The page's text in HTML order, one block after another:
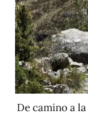
De camino a